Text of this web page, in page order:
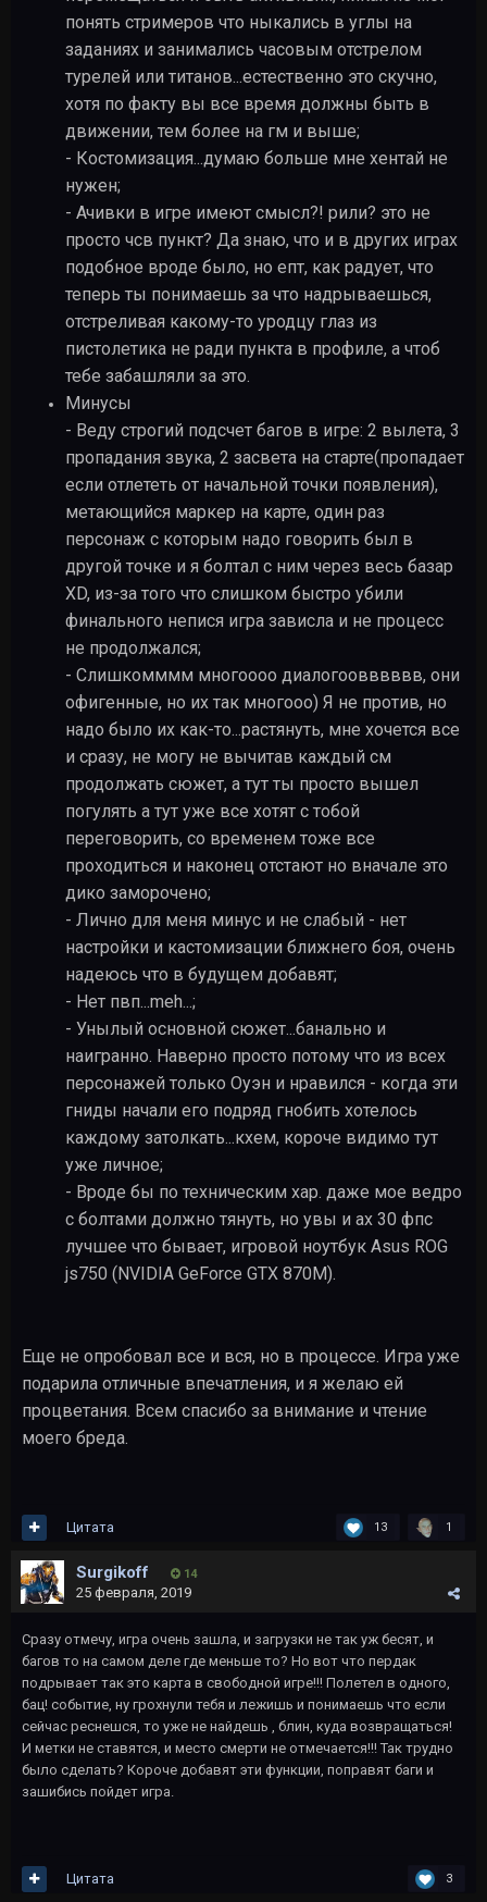
понять стримеров что ныкались в углы на
заданиях и занимались часовым отстрелом
турелей или титанов...естественно это скучно,
хотя по факту вы все время должны быть в
движении, тем более на гм и выше;
- Костомизация...думаю больше мне хентай не
нужен;
- Ачивки в игре имеют смысл?! рили? это не
просто чсв пункт? Да знаю, что и в других играх
подобное вроде было, но епт, как радует, что
теперь ты понимаешь за что надрываешься,
отстреливая какому-то уродцу глаз из
пистолетика не ради пункта в профиле, а чтоб
тебе забашляли за это.
Минусы
- Веду строгий подсчет багов в игре: 2 вылета, 3
пропадания звука, 2 засвета на старте(пропадает
если отлететь от начальной точки появления),
метающийся маркер на карте, один раз
персонаж с которым надо говорить был в
другой точке и я болтал с ним через весь базар
XD, из-за того что слишком быстро убили
финального непися игра зависла и не процесс
не продолжался;
- Слишкомммм многоооо диалогоовввввв, они
офигенные, но их так многооо) Я не против, но
надо было их как-то...растянуть, мне хочется все
и сразу, не могу не вычитав каждый см
продолжать сюжет, а тут ты просто вышел
погулять а тут уже все хотят с тобой
переговорить, со временем тоже все
проходиться и наконец отстают но вначале это
дико заморочено;
- Лично для меня минус и не слабый - нет
настройки и кастомизации ближнего боя, очень
надеюсь что в будущем добавят;
- Нет пвп...meh...;
- Унылый основной сюжет...банально и
наигранно. Наверно просто потому что из всех
персонажей только Оуэн и нравился - когда эти
гниды начали его подряд гнобить хотелось
каждому затолкать...кхем, короче видимо тут
уже личное;
- Вроде бы по техническим хар. даже мое ведро
с болтами должно тянуть, но увы и ах 30 фпс
лучшее что бывает, игровой ноутбук Asus ROG
js750 (NVIDIA GeForce GTX 870M).
Еще не опробовал все и вся, но в процессе. Игра уже
подарила отличные впечатления, и я желаю ей
процветания. Всем спасибо за внимание и чтение
моего бреда.
13 1
Цитата
Surgikoff 14
25 февраля, 2019
Сразу отмечу, игра очень зашла, и загрузки не так уж бесят, и
багов то на самом деле где меньше то? Но вот что пердак
подрывает так это карта в свободной игре!!! Полетел в одного,
бац! событие, ну грохнули тебя и лежишь и понимаешь что если
сейчас реснешся, то уже не найдешь , блин, куда возвращаться!
И метки не ставятся, и место смерти не отмечается!!! Так трудно
было сделать? Короче добавят эти функции, поправят баги и
зашибись пойдет игра.
3
Цитата